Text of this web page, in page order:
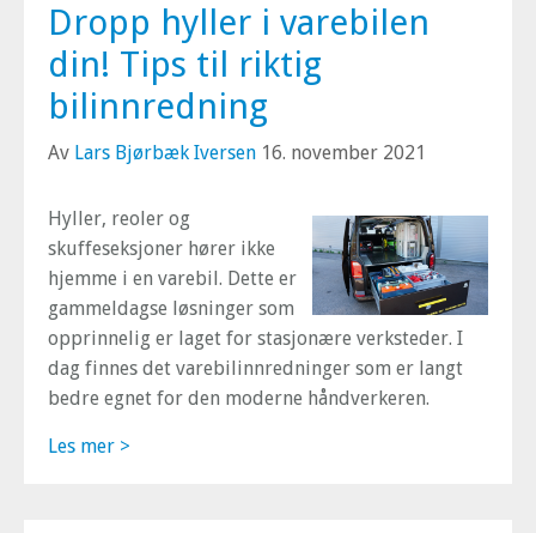
Dropp hyller i varebilen
din! Tips til riktig
bilinnredning
Av Lars Bjørbæk Iversen 16. november 2021
Hyller, reoler og
skuffeseksjoner hører ikke
hjemme i en varebil. Dette er
gammeldagse løsninger som
opprinnelig er laget for stasjonære verksteder. I
dag finnes det varebilinnredninger som er langt
bedre egnet for den moderne håndverkeren.
Les mer >